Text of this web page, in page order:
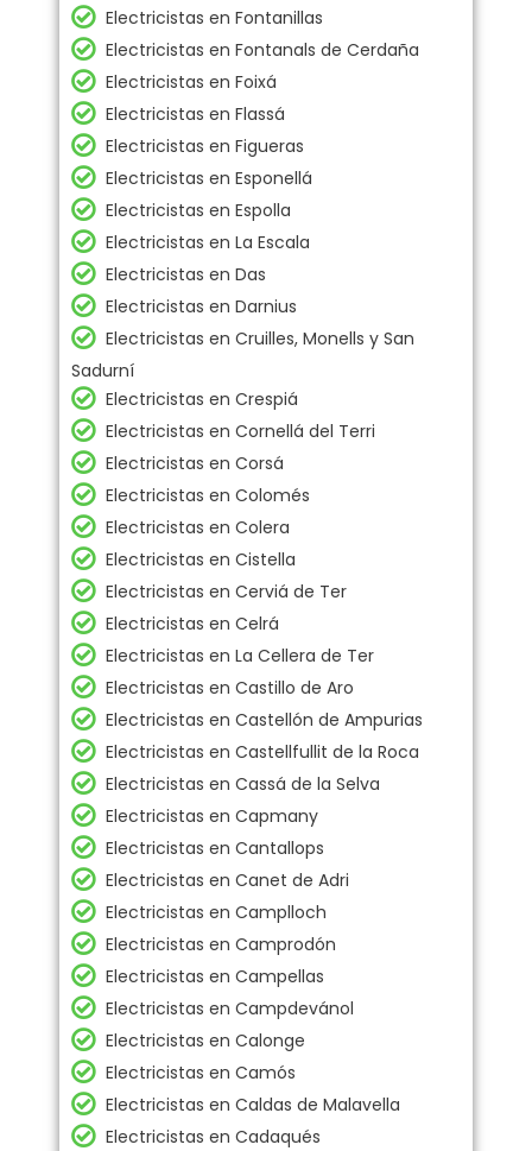
Electricistas en Fontanillas
Electricistas en Fontanals de Cerdaña
Electricistas en Foixá
Electricistas en Flassá
Electricistas en Figueras
Electricistas en Esponellá
Electricistas en Espolla
Electricistas en La Escala
Electricistas en Das
Electricistas en Darnius
Electricistas en Cruilles, Monells y San
Sadurní
Electricistas en Crespiá
Electricistas en Cornellá del Terri
Electricistas en Corsá
Electricistas en Colomés
Electricistas en Colera
Electricistas en Cistella
Electricistas en Cerviá de Ter
Electricistas en Celrá
Electricistas en La Cellera de Ter
Electricistas en Castillo de Aro
Electricistas en Castellón de Ampurias
Electricistas en Castellfullit de la Roca
Electricistas en Cassá de la Selva
Electricistas en Capmany
Electricistas en Cantallops
Electricistas en Canet de Adri
Electricistas en Camplloch
Electricistas en Camprodón
Electricistas en Campellas
Electricistas en Campdevánol
Electricistas en Calonge
Electricistas en Camós
Electricistas en Caldas de Malavella
Electricistas en Cadaqués